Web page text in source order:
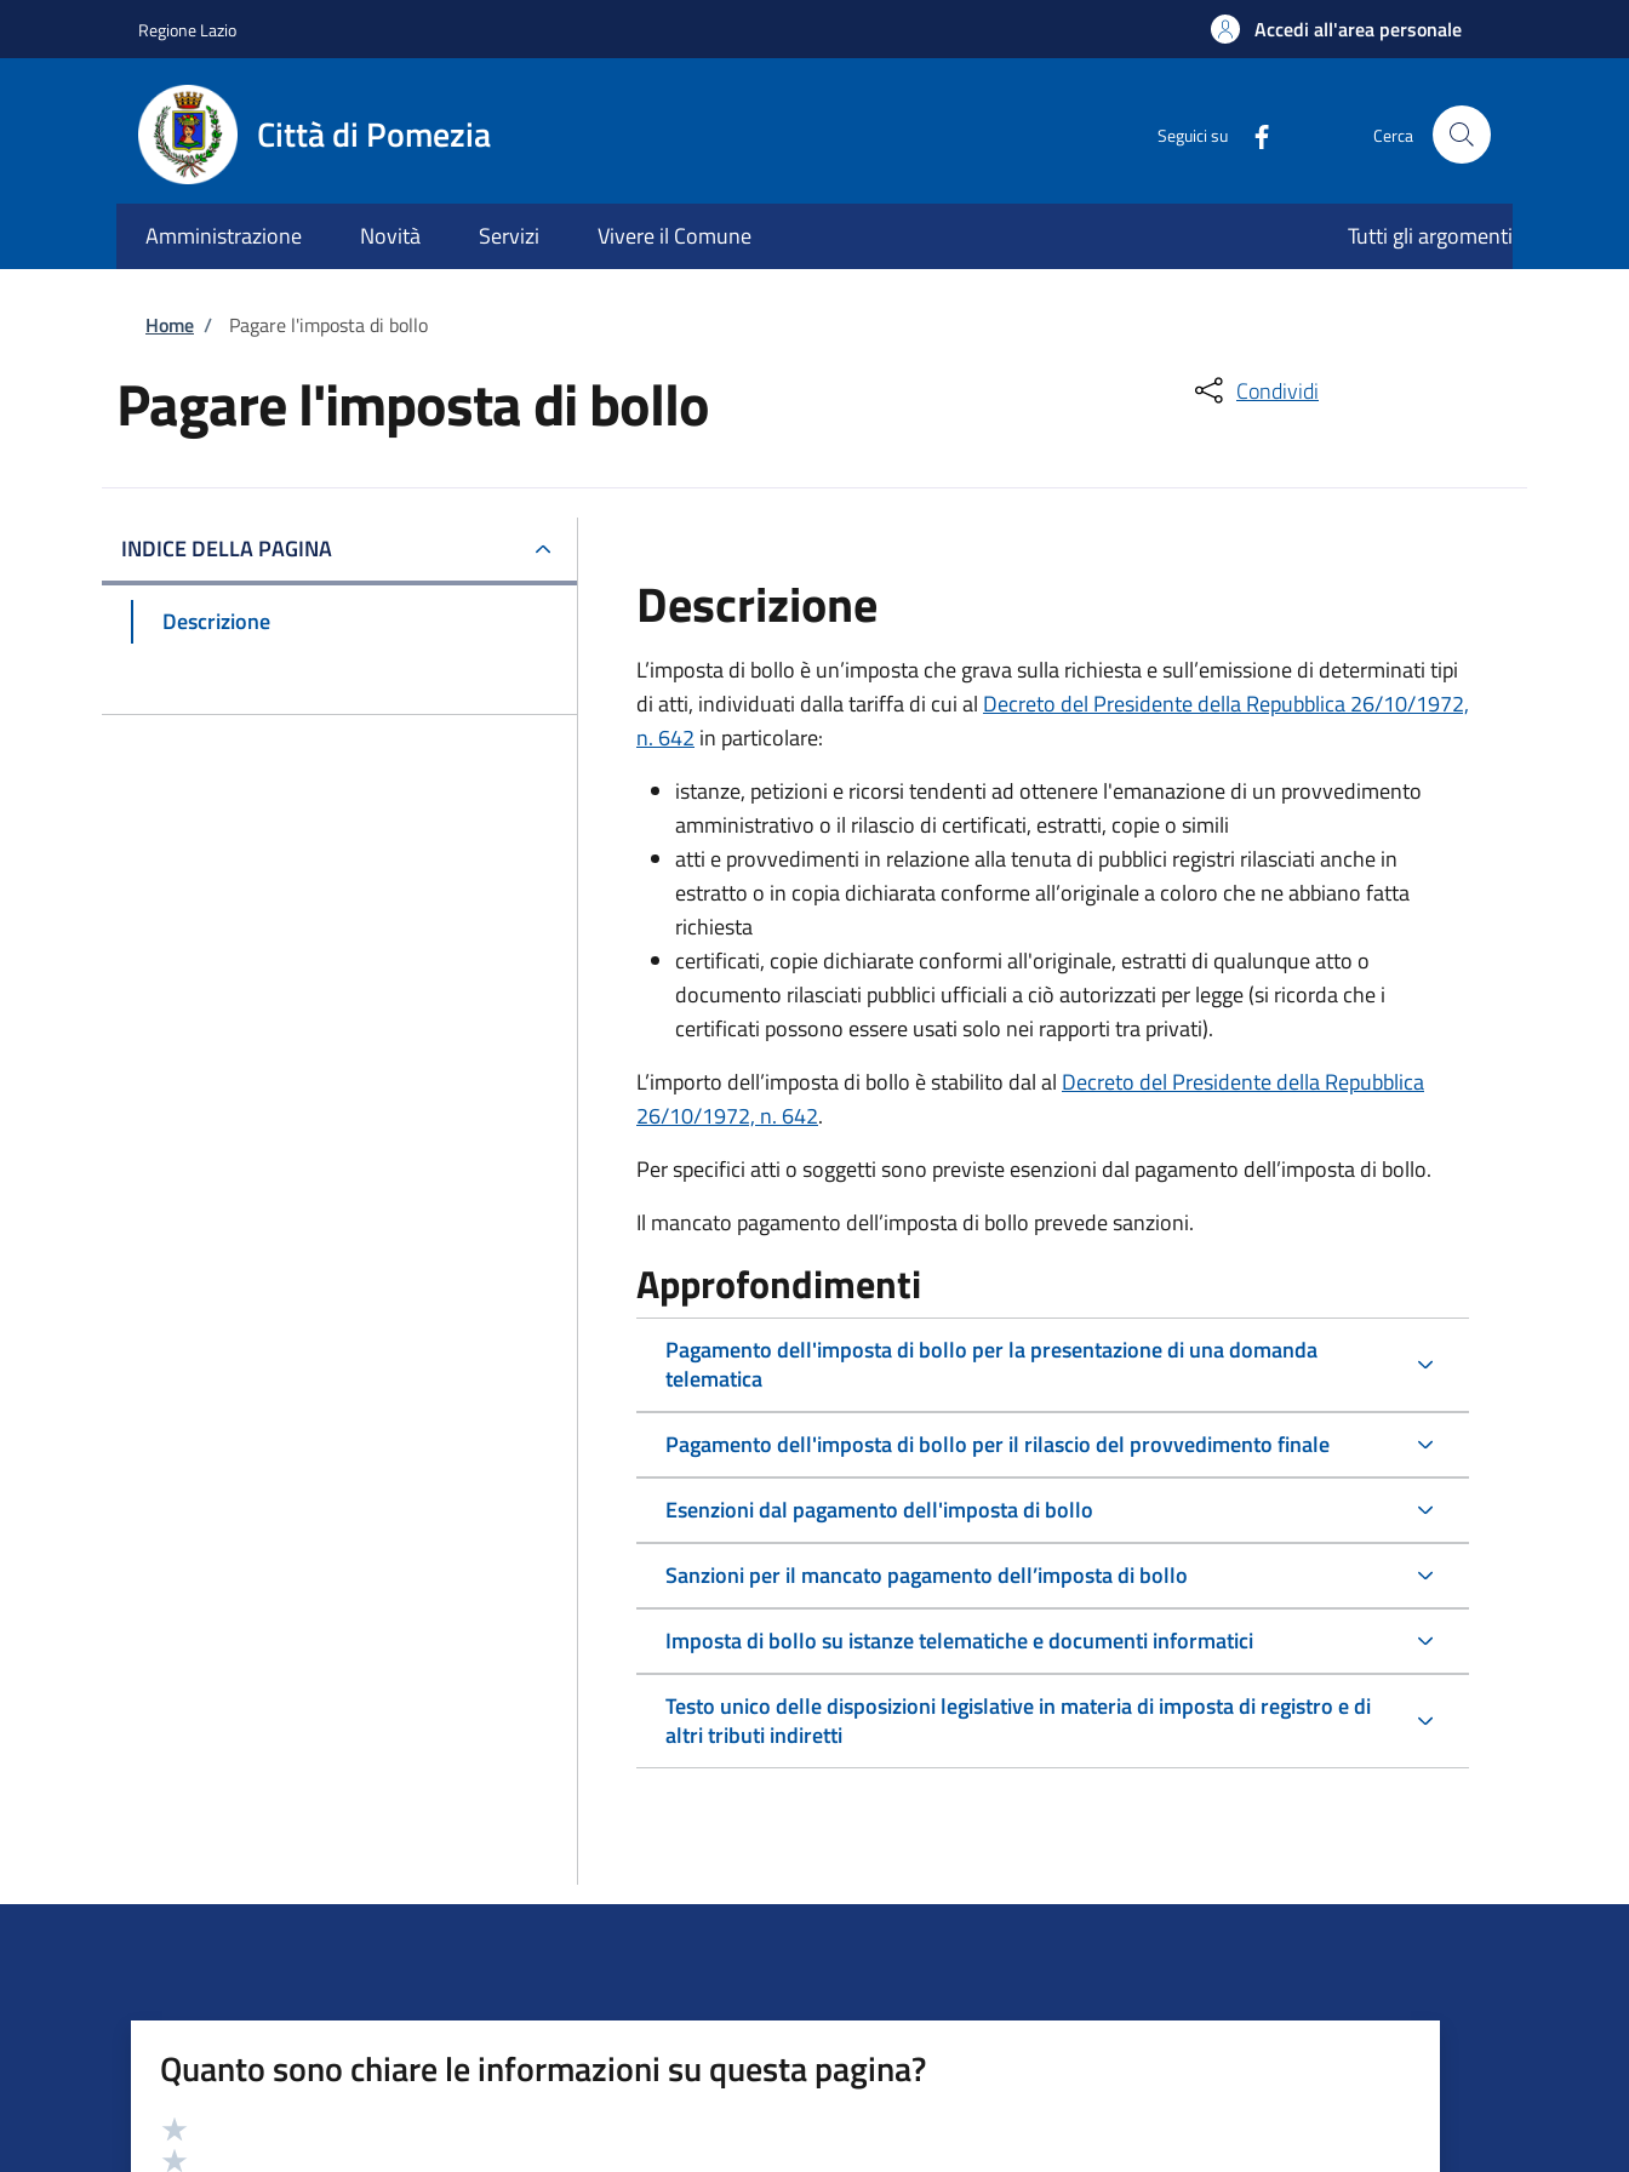
Regione Lazio Accedi all'area personale
Città di Pomezia Seguici su Cerca
Amministrazione Novità Servizi Vivere il Comune Tutti gli argomenti
Briciole di pane
Home / Pagare l'imposta di bollo
Pagare l'imposta di bollo Condividi
INDICE DELLA PAGINA
Descrizione Descrizione
L’imposta di bollo è un’imposta che grava sulla richiesta e sull’emissione di determinati tipi
di atti, individuati dalla tariffa di cui al Decreto del Presidente della Repubblica 26/10/1972,
n. 642 in particolare:
istanze, petizioni e ricorsi tendenti ad ottenere l'emanazione di un provvedimento
amministrativo o il rilascio di certificati, estratti, copie o simili
atti e provvedimenti in relazione alla tenuta di pubblici registri rilasciati anche in
estratto o in copia dichiarata conforme all’originale a coloro che ne abbiano fatta
richiesta
certificati, copie dichiarate conformi all'originale, estratti di qualunque atto o
documento rilasciati pubblici ufficiali a ciò autorizzati per legge (si ricorda che i
certificati possono essere usati solo nei rapporti tra privati).
L’importo dell’imposta di bollo è stabilito dal al Decreto del Presidente della Repubblica
26/10/1972, n. 642.
Per specifici atti o soggetti sono previste esenzioni dal pagamento dell’imposta di bollo.
Il mancato pagamento dell’imposta di bollo prevede sanzioni.
Approfondimenti
Pagamento dell'imposta di bollo per la presentazione di una domanda
telematica
Pagamento dell'imposta di bollo per il rilascio del provvedimento finale
Esenzioni dal pagamento dell'imposta di bollo
Sanzioni per il mancato pagamento dell’imposta di bollo
Imposta di bollo su istanze telematiche e documenti informatici
Testo unico delle disposizioni legislative in materia di imposta di registro e di
altri tributi indiretti
Quanto sono chiare le informazioni su questa pagina?
Valutazione